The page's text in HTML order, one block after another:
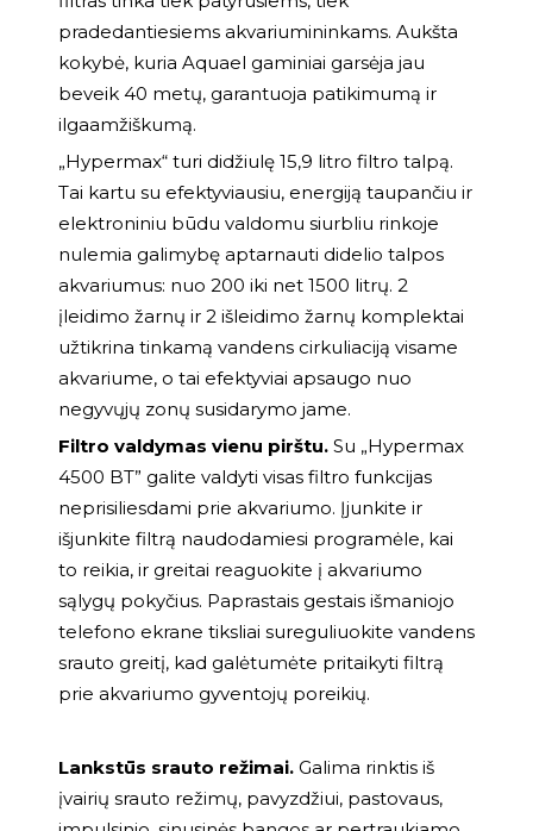
pradedantiesiems akvariumininkams. Aukšta
kokybė, kuria Aquael gaminiai garsėja jau
beveik 40 metų, garantuoja patikimumą ir
ilgaamžiškumą.
„Hypermax“ turi didžiulę 15,9 litro filtro talpą.
Tai kartu su efektyviausiu, energiją taupančiu ir
elektroniniu būdu valdomu siurbliu rinkoje
nulemia galimybę aptarnauti didelio talpos
akvariumus: nuo 200 iki net 1500 litrų. 2
įleidimo žarnų ir 2 išleidimo žarnų komplektai
užtikrina tinkamą vandens cirkuliaciją visame
akvariume, o tai efektyviai apsaugo nuo
negyvųjų zonų susidarymo jame.
Filtro valdymas vienu pirštu. Su „Hypermax
4500 BT” galite valdyti visas filtro funkcijas
neprisiliesdami prie akvariumo. Įjunkite ir
išjunkite filtrą naudodamiesi programėle, kai
to reikia, ir greitai reaguokite į akvariumo
sąlygų pokyčius. Paprastais gestais išmaniojo
telefono ekrane tiksliai sureguliuokite vandens
srauto greitį, kad galėtumėte pritaikyti filtrą
prie akvariumo gyventojų poreikių.
Lankstūs srauto režimai. Galima rinktis iš
įvairių srauto režimų, pavyzdžiui, pastovaus,